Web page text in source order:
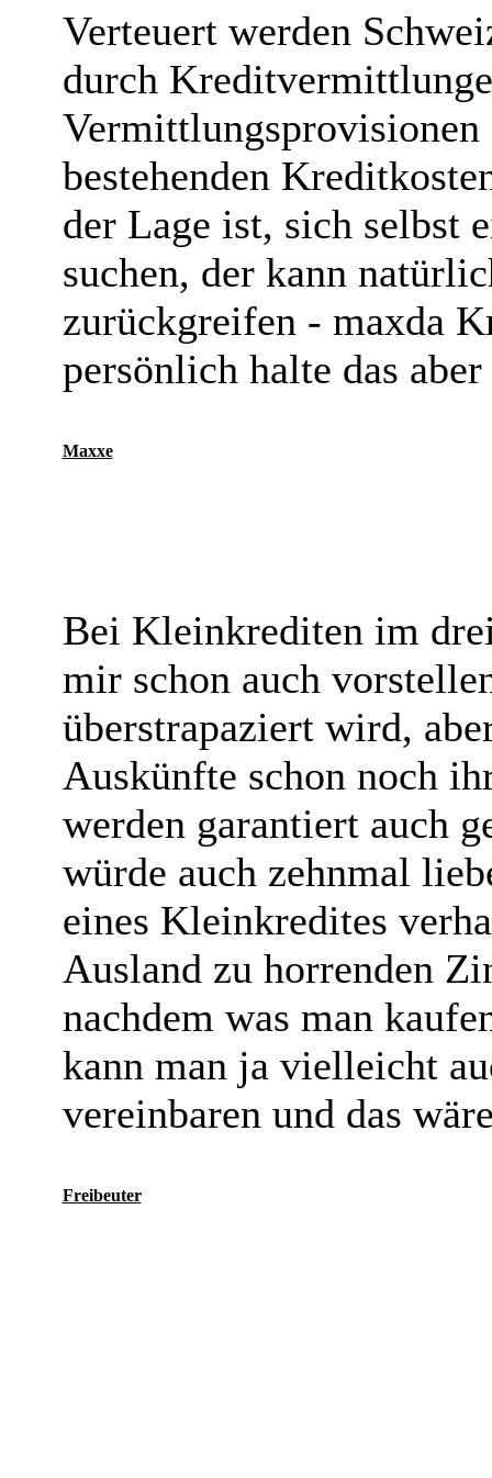
Verteuert werden
durch
Vermittlungsprovisionen
bestehenden
der Lage ist, sich selbst
suchen, der kann
zurückgreifen - maxda
persönlich halte das
Maxxe
Bei Kleinkrediten im
mir schon auch
überstrapaziert wird,
Auskünfte schon noch
werden garantiert auch
würde auch zehnmal
eines Kleinkredites
Ausland zu horrenden
nachdem was man
kann man ja vielleicht
vereinbaren und das
Freibeuter